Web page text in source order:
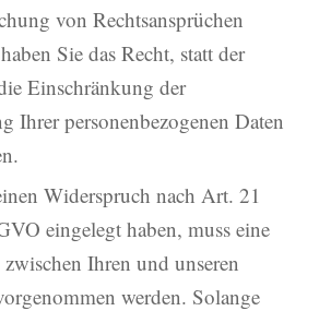
von Rechtsansprüchen
Sie das Recht, statt der
Einschränkung der
Ihrer personenbezogenen Daten
Widerspruch nach Art. 21
eingelegt haben, muss eine
Ihren und unseren
werden. Solange